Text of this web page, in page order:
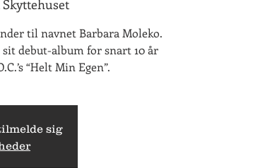
til navnet Barbara Moleko.
debut-album for snart 10 år
“Helt Min Egen”.
sig